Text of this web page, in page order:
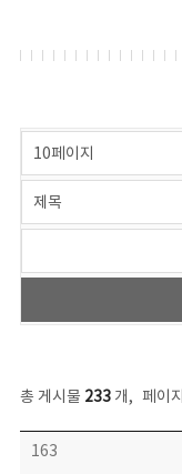
총 게시물 233개, 페이지
보도자료 목록 - 번호, 제목, 작성자, 파일, 조회수, 작성일 정보 제공
163